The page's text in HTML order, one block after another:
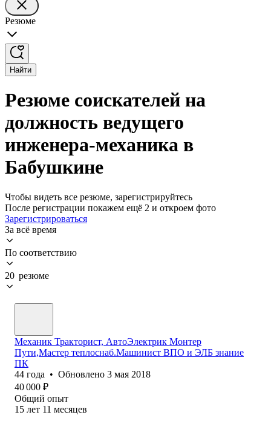
Резюме
Найти
Резюме соискателей на
должность ведущего
инженера-механика в
Бабушкине
Чтобы видеть все резюме, зарегистрируйтесь
После регистрации покажем ещё 2 и откроем фото
Зарегистрироваться
За всё время
По соответствию
20 резюме
Механик Тракторист, АвтоЭлектрик Монтер
Пути,Мастер теплоснаб.Машинист ВПО и ЭЛБ знание
ПК
44 года • Обновлено 3 мая 2018
40 000 ₽
Общий опыт
15 лет 11 месяцев